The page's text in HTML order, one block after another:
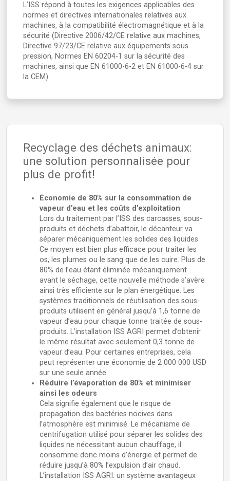
L’ISS répond à toutes les exigences applicables des
normes et directives internationales relatives aux
machines, à la compatibilité électromagnétique et à la
sécurité (Directive 2006/42/CE relative aux machines,
Directive 97/23/CE relative aux équipements sous
pression, Normes EN 60204-1 sur la sécurité des
machines, ainsi que EN 61000-6-2 et EN 61000-6-4 sur
la CEM).
Recyclage des déchets animaux:
une solution personnalisée pour
plus de profit!
Économie de 80% sur la consommation de
vapeur d’eau et les coûts d’exploitation
Lors du traitement par l’ISS des carcasses, sous-
produits et déchets d’abattoir, le décanteur va
séparer mécaniquement les solides des liquides.
Ce moyen est bien plus efficace pour traiter les
os, les plumes ou le sang que de les cuire. Plus de
80% de l’eau étant éliminée mécaniquement
avant le séchage, cette nouvelle méthode s’avère
ainsi très efficiente sur le plan énergétique. Les
systèmes traditionnels de réutilisation des sous-
produits utilisent en général jusqu’à 1,6 tonne de
vapeur d’eau pour chaque tonne traitée de sous-
produits. L’installation ISS AGRI permet d’obtenir
le même résultat avec seulement 0,3 tonne de
vapeur d’eau. Pour certaines entreprises, cela
peut représenter une économie de 2 000 000 USD
sur une seule année.
Réduire l’évaporation de 80% et minimiser
ainsi les odeurs
Cela signifie également que le risque de
propagation des bactéries nocives dans
l’atmosphère est minimisé. Le mécanisme de
centrifugation utilisé pour séparer les solides des
liquides ne nécessitant aucun chauffage, il
consomme donc moins d’énergie et permet de
réduire jusqu’à 80% l’expulsion d’air chaud.
L’installation ISS AGRI: un système avantageux